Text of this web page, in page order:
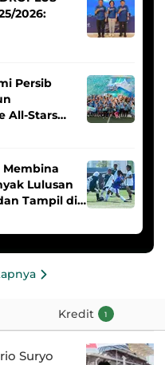
2026:
Persib
All-Stars
Membina
Lulusan
Tampil di
Kredit 1
Suryo